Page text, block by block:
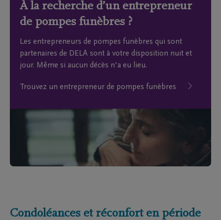
À la recherche d’un entrepreneur
de pompes funèbres ?
Les entrepreneurs de pompes funèbres qui sont
partenaires de DELA sont à votre disposition nuit et
jour. Même si aucun décès n'a eu lieu.
Trouvez un entrepreneur de pompes funèbres
Condoléances et réconfort en période